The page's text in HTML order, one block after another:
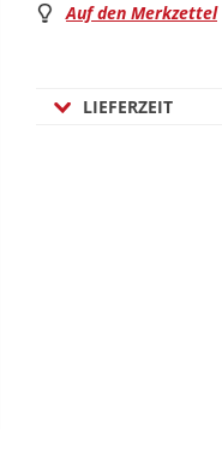
Auf den Merkzettel
LIEFERZEIT